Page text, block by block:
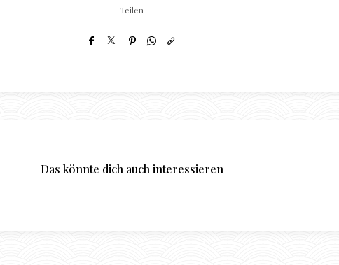
Teilen
Das könnte dich auch interessieren